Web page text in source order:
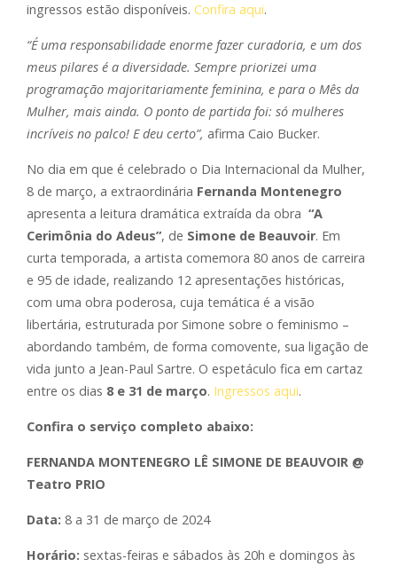
ingressos estão disponíveis. Confira aqui.
“É uma responsabilidade enorme fazer curadoria, e um dos
meus pilares é a diversidade. Sempre priorizei uma
programação majoritariamente feminina, e para o Mês da
Mulher, mais ainda. O ponto de partida foi: só mulheres
incríveis no palco! E deu certo”, afirma Caio Bucker.
No dia em que é celebrado o Dia Internacional da Mulher,
8 de março, a extraordinária Fernanda Montenegro
apresenta a leitura dramática extraída da obra “A
Cerimônia do Adeus”, de Simone de Beauvoir. Em
curta temporada, a artista comemora 80 anos de carreira
e 95 de idade, realizando 12 apresentações históricas,
com uma obra poderosa, cuja temática é a visão
libertária, estruturada por Simone sobre o feminismo –
abordando também, de forma comovente, sua ligação de
vida junto a Jean-Paul Sartre. O espetáculo fica em cartaz
entre os dias 8 e 31 de março. Ingressos aqui.
Confira o serviço completo abaixo:
FERNANDA MONTENEGRO LÊ SIMONE DE BEAUVOIR @
Teatro PRIO
Data: 8 a 31 de março de 2024
Horário: sextas-feiras e sábados às 20h e domingos às